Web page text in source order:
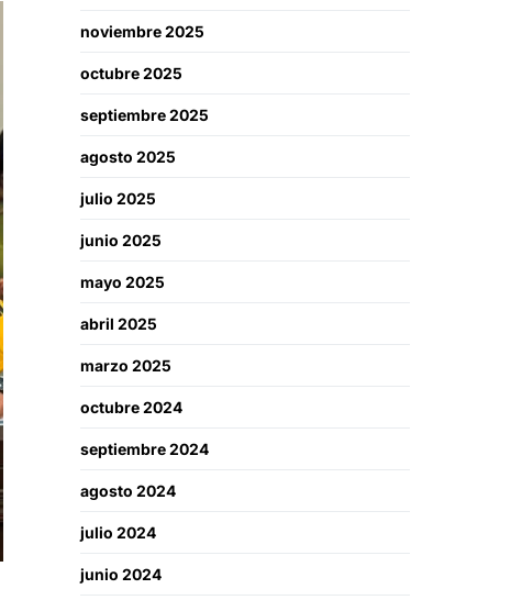
noviembre 2025
octubre 2025
septiembre 2025
agosto 2025
julio 2025
junio 2025
mayo 2025
abril 2025
marzo 2025
octubre 2024
septiembre 2024
agosto 2024
julio 2024
junio 2024